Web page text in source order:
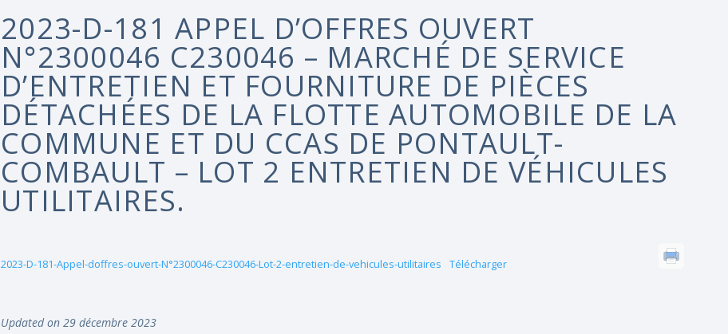
2023-D-181 APPEL D’OFFRES OUVERT
N°2300046 C230046 – MARCHÉ DE SERVICE
D’ENTRETIEN ET FOURNITURE DE PIÈCES
DÉTACHÉES DE LA FLOTTE AUTOMOBILE DE LA
COMMUNE ET DU CCAS DE PONTAULT-
COMBAULT – LOT 2 ENTRETIEN DE VÉHICULES
UTILITAIRES.
2023-D-181-Appel-doffres-ouvert-N°2300046-C230046-Lot-2-entretien-de-vehicules-utilitaires Télécharger
Updated on 29 décembre 2023